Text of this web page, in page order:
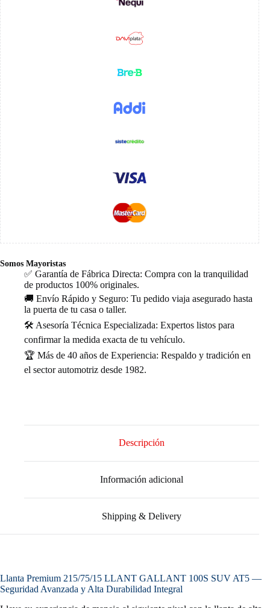
Somos Mayoristas
✅ Garantía de Fábrica Directa: Compra con la tranquilidad
de productos 100% originales.
🚚 Envío Rápido y Seguro: Tu pedido viaja asegurado hasta
la puerta de tu casa o taller.
🛠️ Asesoría Técnica Especializada: Expertos listos para
confirmar la medida exacta de tu vehículo.
🏆 Más de 40 años de Experiencia: Respaldo y tradición en
el sector automotriz desde 1982.
Descripción
Información adicional
Shipping & Delivery
Llanta Premium 215/75/15 LLANT GALLANT 100S SUV AT5 —
Seguridad Avanzada y Alta Durabilidad Integral